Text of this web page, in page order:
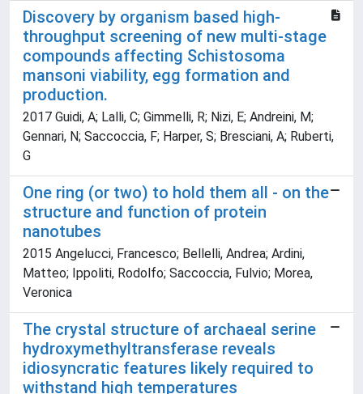
Discovery by organism based high-
throughput screening of new multi-stage
compounds affecting Schistosoma
mansoni viability, egg formation and
production.
2017 Guidi, A; Lalli, C; Gimmelli, R; Nizi, E; Andreini, M;
Gennari, N; Saccoccia, F; Harper, S; Bresciani, A; Ruberti,
G
One ring (or two) to hold them all - on the
structure and function of protein
nanotubes
2015 Angelucci, Francesco; Bellelli, Andrea; Ardini,
Matteo; Ippoliti, Rodolfo; Saccoccia, Fulvio; Morea,
Veronica
The crystal structure of archaeal serine
hydroxymethyltransferase reveals
idiosyncratic features likely required to
withstand high temperatures